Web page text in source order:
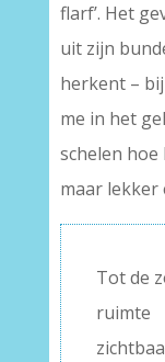
flarf’. Het
uit zijn
herkent –
me in het
schelen
maar lekker
Tot de
ruimte